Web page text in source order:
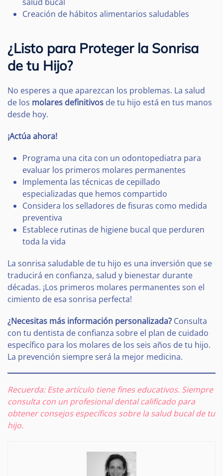
Creación de hábitos alimentarios saludables
¿Listo para Proteger la Sonrisa
de tu Hijo?
No esperes a que aparezcan los problemas. La salud
de los molares definitivos de tu hijo está en tus manos
desde hoy.
¡Actúa ahora!
Programa una cita con un odontopediatra para
evaluar los primeros molares permanentes
Implementa las técnicas de cepillado
especializadas que hemos compartido
Considera los selladores de fisuras como medida
preventiva
Establece rutinas de higiene bucal que perduren
toda la vida
La sonrisa saludable de tu hijo es una inversión que se
traducirá en confianza, salud y bienestar durante
décadas. ¡Los primeros molares permanentes son el
cimiento de esa sonrisa perfecta!
¿Necesitas más información personalizada? Consulta
con tu dentista de confianza sobre el plan de cuidado
específico para los molares de los seis años de tu hijo.
La prevención siempre será la mejor medicina.
Recuerda: Este artículo tiene fines educativos. Siempre
consulta con un profesional dental calificado para
obtener consejos específicos sobre la salud bucal de tu
hijo.